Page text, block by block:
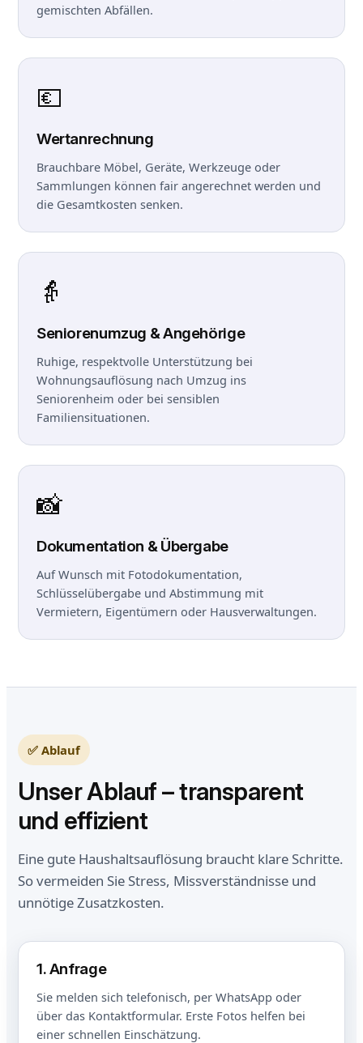
gemischten Abfällen.
💶
Wertanrechnung
Brauchbare Möbel, Geräte, Werkzeuge oder
Sammlungen können fair angerechnet werden und
die Gesamtkosten senken.
👵
Seniorenumzug & Angehörige
Ruhige, respektvolle Unterstützung bei
Wohnungsauflösung nach Umzug ins
Seniorenheim oder bei sensiblen
Familiensituationen.
📸
Dokumentation & Übergabe
Auf Wunsch mit Fotodokumentation,
Schlüsselübergabe und Abstimmung mit
Vermietern, Eigentümern oder Hausverwaltungen.
✅ Ablauf
Unser Ablauf – transparent
und effizient
Eine gute Haushaltsauflösung braucht klare Schritte.
So vermeiden Sie Stress, Missverständnisse und
unnötige Zusatzkosten.
1. Anfrage
Sie melden sich telefonisch, per WhatsApp oder
über das Kontaktformular. Erste Fotos helfen bei
einer schnellen Einschätzung.